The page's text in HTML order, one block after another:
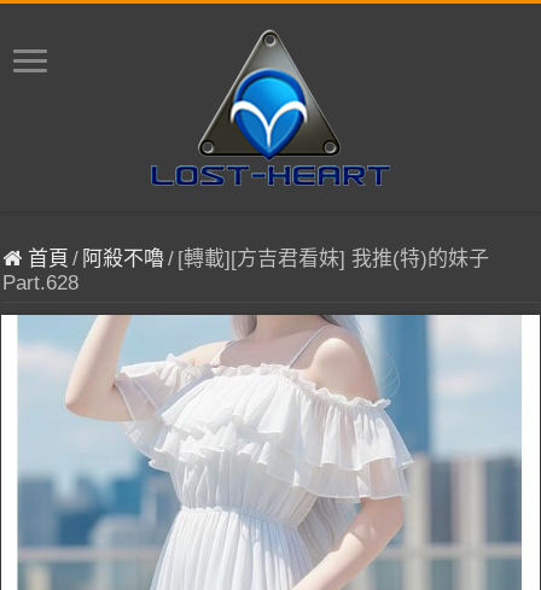
首頁 / 阿殺不嚕/ [轉載][方吉君看妹] 我推(特)的妹子
Part.628